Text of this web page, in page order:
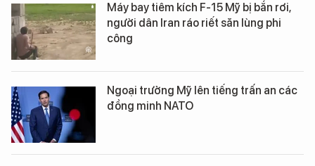
Máy bay tiêm kích F-15 Mỹ bị bắn rơi,
người dân Iran ráo riết săn lùng phi
công
Ngoại trưởng Mỹ lên tiếng trấn an các
đồng minh NATO